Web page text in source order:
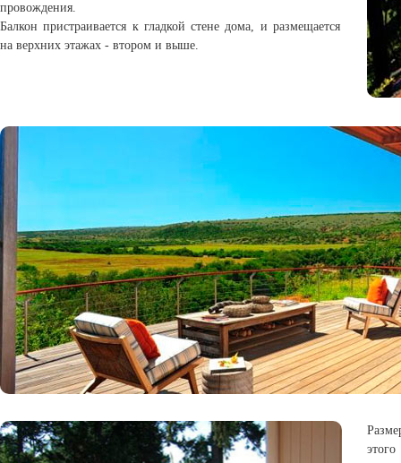
провождения.
Балкон пристраивается к гладкой стене дома, и размещается
на верхних этажах - втором и выше.